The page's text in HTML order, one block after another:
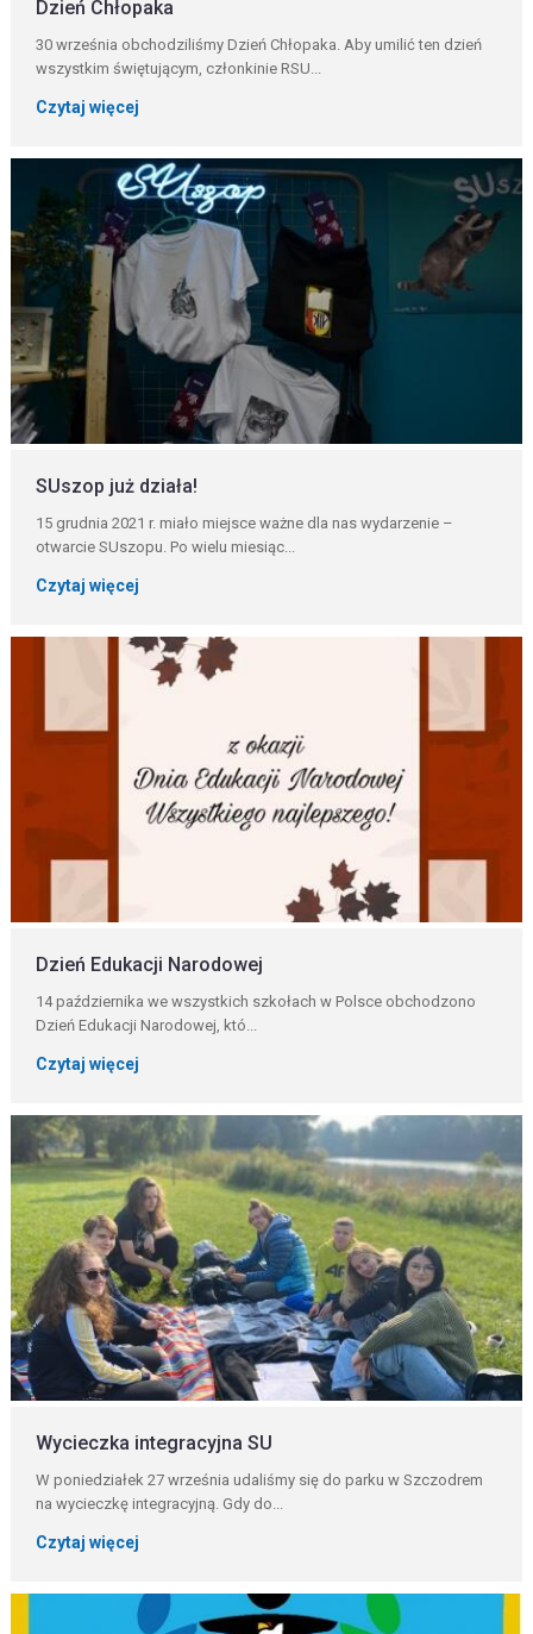
Dzień Chłopaka
30 września obchodziliśmy Dzień Chłopaka. Aby umilić ten dzień
wszystkim świętującym, członkinie RSU...
Czytaj więcej
SUszop już działa!
15 grudnia 2021 r. miało miejsce ważne dla nas wydarzenie –
otwarcie SUszopu. Po wielu miesiąc...
Czytaj więcej
Dzień Edukacji Narodowej
14 października we wszystkich szkołach w Polsce obchodzono
Dzień Edukacji Narodowej, któ...
Czytaj więcej
Wycieczka integracyjna SU
W poniedziałek 27 września udaliśmy się do parku w Szczodrem
na wycieczkę integracyjną. Gdy do...
Czytaj więcej